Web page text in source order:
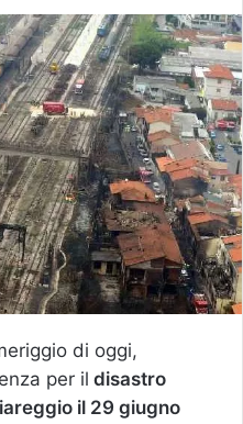
di oggi,
per il disastro
il 29 giugno